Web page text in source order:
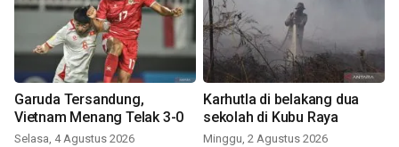
Garuda Tersandung,
Vietnam Menang Telak 3-0
Selasa, 4 Agustus 2026
Karhutla di belakang dua
sekolah di Kubu Raya
Minggu, 2 Agustus 2026